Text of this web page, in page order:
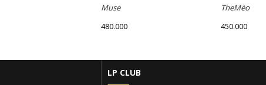
Muse
480.000
TheMèo
450.000
LP CLUB